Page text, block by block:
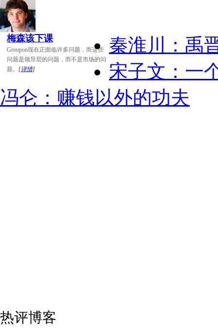
梅森该下课
Groupon现在正面临许多问题，而这些
问题是领导层的问题，而不是市场的问
题。 [详情]
秦淮川：禹
宋子文：一
冯仑：赚钱以外的功夫
热评博客